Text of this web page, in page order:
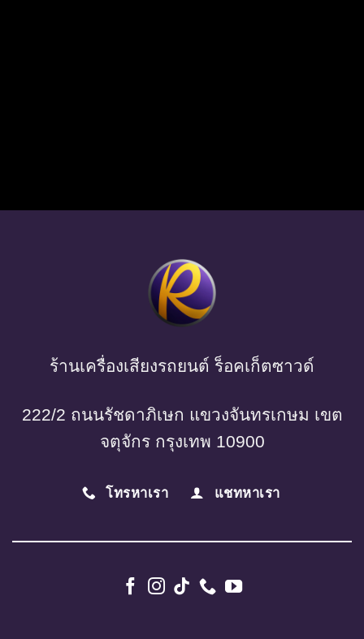
ร้านเครื่องเสียงรถยนต์ ร็อคเก็ตซาวด์
222/2 ถนนรัชดาภิเษก แขวงจันทรเกษม เขต
จตุจักร กรุงเทพ 10900
โทรหาเรา แชทหาเรา